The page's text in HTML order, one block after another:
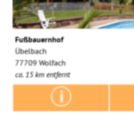
Fußbauernhof
Übelbach
77709 Wolfach
ca. 15 km entfernt